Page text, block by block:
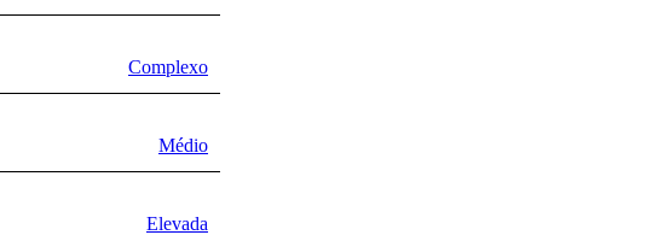
Complexo
Médio
Elevada